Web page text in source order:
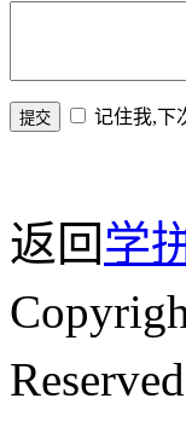
记住我,下
返回学